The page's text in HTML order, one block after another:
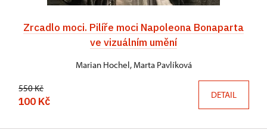
Zrcadlo moci. Pilíře moci Napoleona Bonaparta
ve vizuálním umění
Marian Hochel, Marta Pavlíková
550 Kč
100 Kč DETAIL